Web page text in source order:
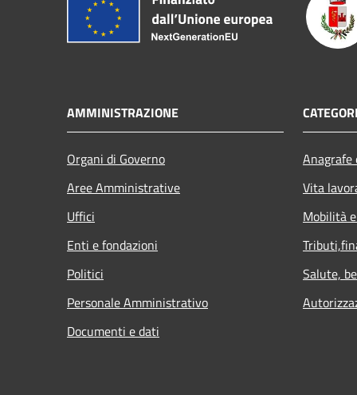
AMMINISTRAZIONE
Organi di Governo
Aree Amministrative
Uffici
Enti e fondazioni
Politici
Personale Amministrativo
Documenti e dati
Vita
Mobilità
Salute,